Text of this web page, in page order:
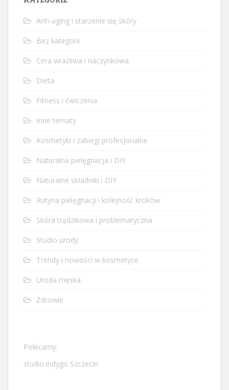
Anti-aging i starzenie się skóry
Bez kategorii
Cera wrażliwa i naczynkowa
Dieta
Fitness i ćwiczenia
Inne tematy
Kosmetyki i zabiegi profesjonalne
Naturalna pielęgnacja i DIY
Naturalne składniki i DIY
Rutyna pielęgnacji i kolejność kroków
Skóra trądzikowa i problematyczna
Studio urody
Trendy i nowości w kosmetyce
Uroda męska
Zdrowie
Polecamy:
studio indygo Szczecin